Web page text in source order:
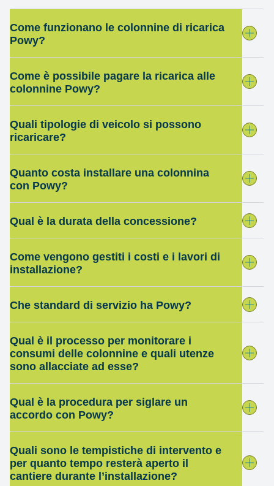
Come funzionano le colonnine di ricarica
Powy?
Come è possibile pagare la ricarica alle
colonnine Powy?
Quali tipologie di veicolo si possono
ricaricare?
Quanto costa installare una colonnina
con Powy?
Qual è la durata della concessione?
Come vengono gestiti i costi e i lavori di
installazione?
Che standard di servizio ha Powy?
Qual è il processo per monitorare i
consumi delle colonnine e quali utenze
sono allacciate ad esse?
Qual è la procedura per siglare un
accordo con Powy?
Quali sono le tempistiche di intervento e
per quanto tempo resterà aperto il
cantiere durante l’installazione?